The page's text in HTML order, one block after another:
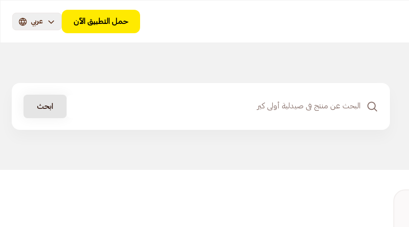
حمل التطبيق الآن عربي
ابحث